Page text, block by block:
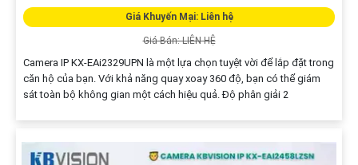
Giá Khuyến Mại: Liên hệ
Giá Bán: LIÊN HỆ
Camera IP KX-EAi2329UPN là một lựa chọn tuyệt vời để lắp đặt trong
căn hộ của bạn. Với khả năng quay xoay 360 độ, bạn có thể giám
sát toàn bộ không gian một cách hiệu quả. Độ phân giải 2